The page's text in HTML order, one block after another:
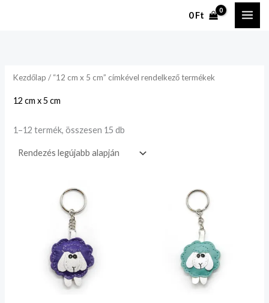
0Ft
Kezdőlap / “12 cm x 5 cm” címkével rendelkező termékek
12 cm x 5 cm
1–12 termék, összesen 15 db